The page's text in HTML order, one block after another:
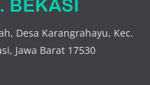
Desa Karangrahayu, Kec.
Jawa Barat 17530